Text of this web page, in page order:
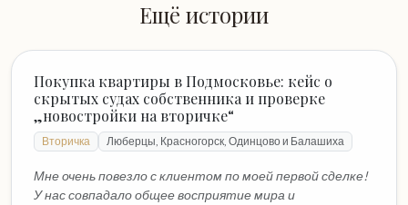
Ещё истории
Покупка квартиры в Подмосковье: кейс о
скрытых судах собственника и проверке
„новостройки на вторичке“
Вторичка Люберцы, Красногорск, Одинцово и Балашиха
Мне очень повезло с клиентом по моей первой сделке!
У нас совпадало общее восприятие мира и